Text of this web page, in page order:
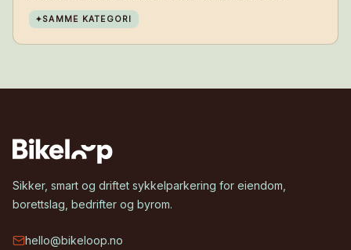
beboerne et sikkert sted å parkere sykkelen i
hverdagen – tett på der de bor.
✦SAMME KATEGORI
Sikker, smart og driftet sykkelparkering for eiendom,
borettslag, bedrifter og byrom.
hello@bikeloop.no